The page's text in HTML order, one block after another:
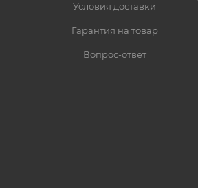
Условия доставки
Гарантия на товар
Вопрос-ответ